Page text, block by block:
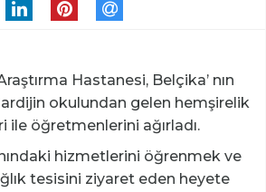
Hastanesi, Belçika’ nın
okulundan gelen hemşirelik
ile öğretmenlerini ağırladı.
hizmetlerini öğrenmek ve
tesisini ziyaret eden heyete